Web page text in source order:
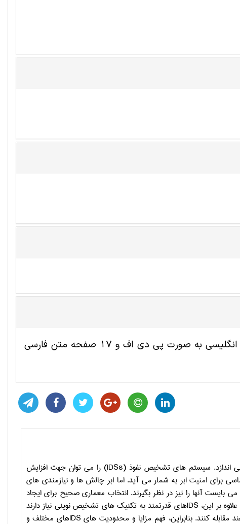
این مقاله ترجمه شده مهندسی کامپیوتر و IT شامل 10 صفحه انگلیسی به صورت پی دی اف و 17 صفحه متن فارسی
اندازد. سیستم­ های تشخیص نفوذ (IDSs) را می ­توان جهت افزایش
برای امنیت ابر به شمار می­ آید. اما ابر چالش­ ها و نیازمندی­ های
بایست آن­ها را نیز در نظر بگیرند. انتخاب معماری صحیح برای ایجاد
بر این، IDSهای قدرتمند به تکنیک­ های تشخیص نوینی نیاز دارند
کنند. بنابراین، فهم مزایا و محدودیت­ های IDSهای مختلف و